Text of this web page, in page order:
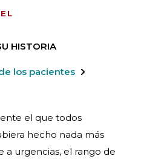
HISTORIA
los pacientes
el que todos
hecho nada más
a urgencias, el rango de